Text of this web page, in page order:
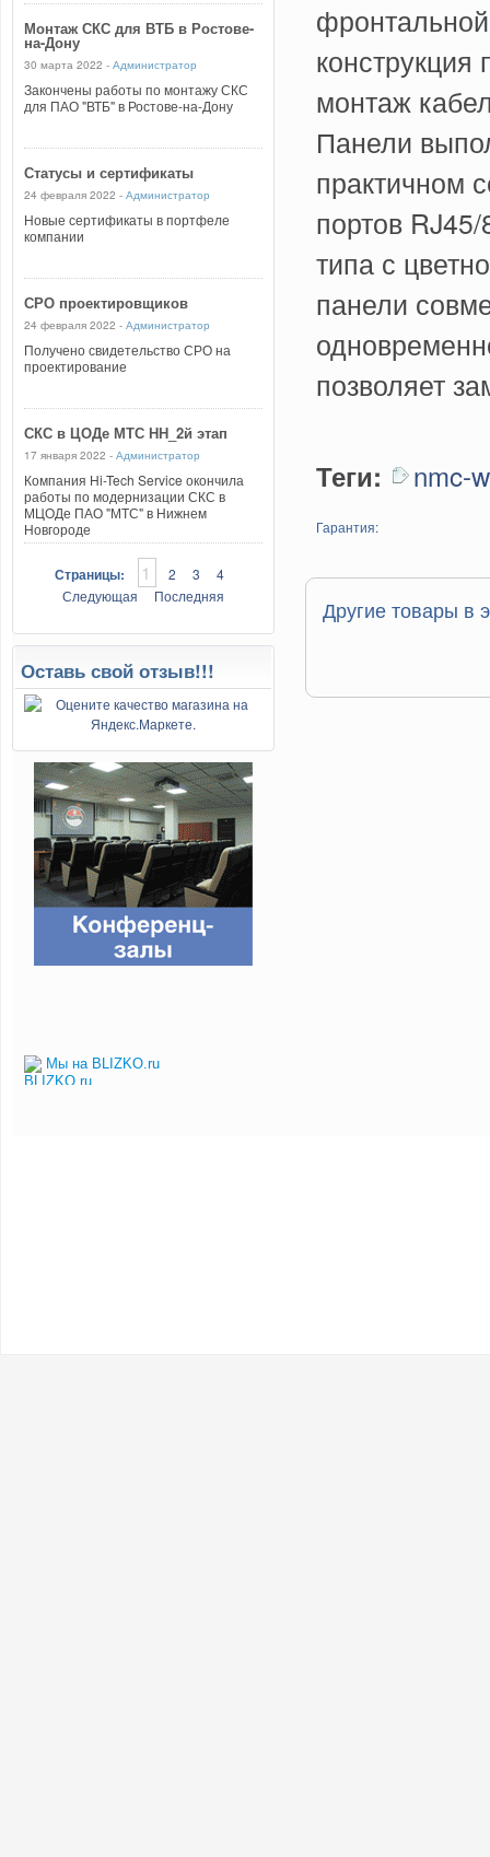
Монтаж СКС для ВТБ в Ростове-
на-Дону
30 марта 2022 - Администратор
Закончены работы по монтажу СКС
для ПАО "ВТБ" в Ростове-на-Дону
Статусы и сертификаты
24 февраля 2022 - Администратор
Новые сертификаты в портфеле
компании
СРО проектировщиков
24 февраля 2022 - Администратор
Получено свидетельство СРО на
проектирование
СКС в ЦОДе МТС НН_2й этап
17 января 2022 - Администратор
Компания Hi-Tech Service окончила
работы по модернизации СКС в
МЦОДе ПАО "МТС" в Нижнем
Новгороде
Страницы: 1 2 3
4
Следующая
Последняя
Оставь свой отзыв!!!
Мы на BLIZKO.ru
конструкция
монтаж
Панели
практичном
портов
типа с
панели
позволяет
Теги: nmc-
Гарантия:
Другие товары в